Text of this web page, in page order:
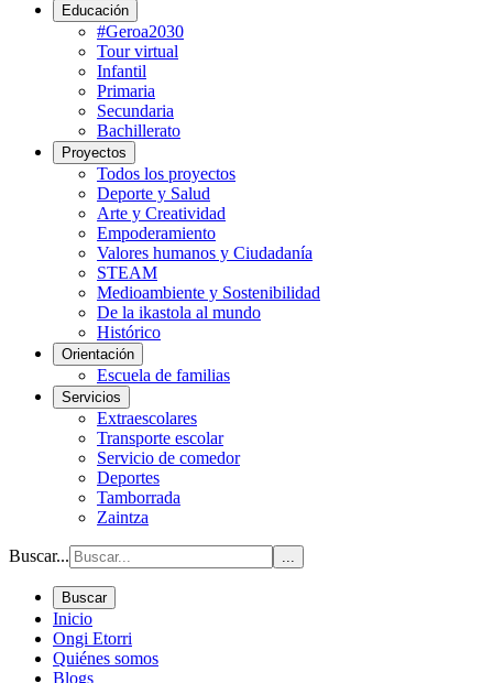
Educación
#Geroa2030
Tour virtual
Infantil
Primaria
Secundaria
Bachillerato
Proyectos
Todos los proyectos
Deporte y Salud
Arte y Creatividad
Empoderamiento
Valores humanos y Ciudadanía
STEAM
Medioambiente y Sostenibilidad
De la ikastola al mundo
Histórico
Orientación
Escuela de familias
Servicios
Extraescolares
Transporte escolar
Servicio de comedor
Deportes
Tamborrada
Zaintza
Buscar... ...
Buscar
Inicio
Ongi Etorri
Quiénes somos
Blogs